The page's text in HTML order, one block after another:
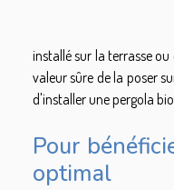
installé sur la terrasse
valeur sûre de la poser
d'installer une pergola
Pour
optimal